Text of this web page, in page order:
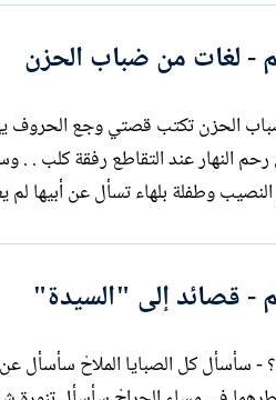
- لغات من ضباب الحزن
الحزن تكتب قصتي وجع الحروف يهز
رحم النهار عند التقاطع رفقة كلب .
وطفلة بلهاء تسأل عن أبيها لم
قصائد إلى "السيدة"
- سأسأل كل الصبايا الملاحْ سأسأل